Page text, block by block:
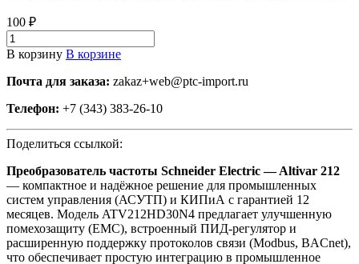
100 ₽
В корзину В корзине
Почта для заказа: zakaz+web@ptc-import.ru
Телефон: +7 (343) 383-26-10
Поделиться ссылкой:
Преобразователь частоты Schneider Electric — Altivar 212
— компактное и надёжное решение для промышленных
систем управления (АСУТП) и КИПиА с гарантией 12
месяцев. Модель ATV212HD30N4 предлагает улучшенную
помехозащиту (EMC), встроенный ПИД-регулятор и
расширенную поддержку протоколов связи (Modbus, BACnet),
что обеспечивает простую интеграцию в промышленное